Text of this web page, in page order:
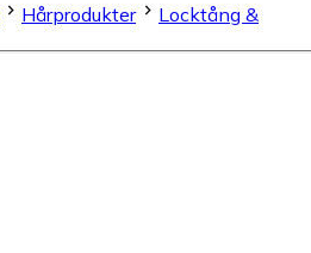
Hårprodukter
Locktång &